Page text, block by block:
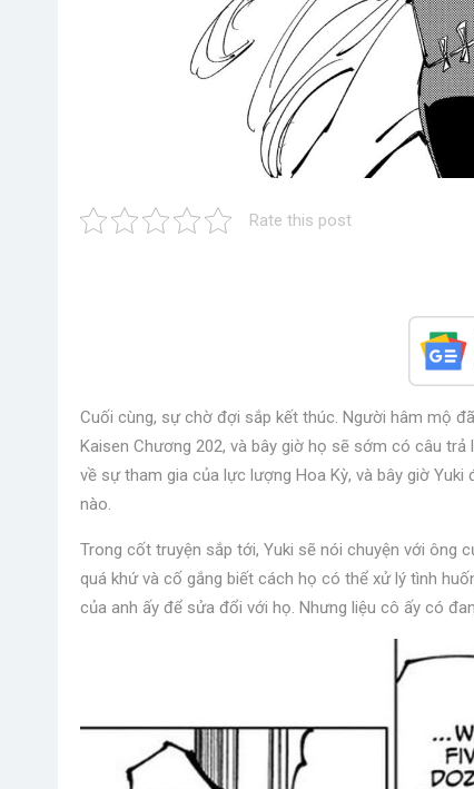
Rate this post
Cuối cùng, sự chờ đợi sắp kết thúc. Người hâm mộ
Kaisen Chương 202, và bây giờ họ sẽ sớm có câu
về sự tham gia của lực lượng Hoa Kỳ, và bây giờ
nào.
Trong cốt truyện sắp tới, Yuki sẽ nói chuyện với ông
quá khứ và cố gắng biết cách họ có thể xử lý tình
của anh ấy để sửa đổi với họ. Nhưng liệu cô ấy có